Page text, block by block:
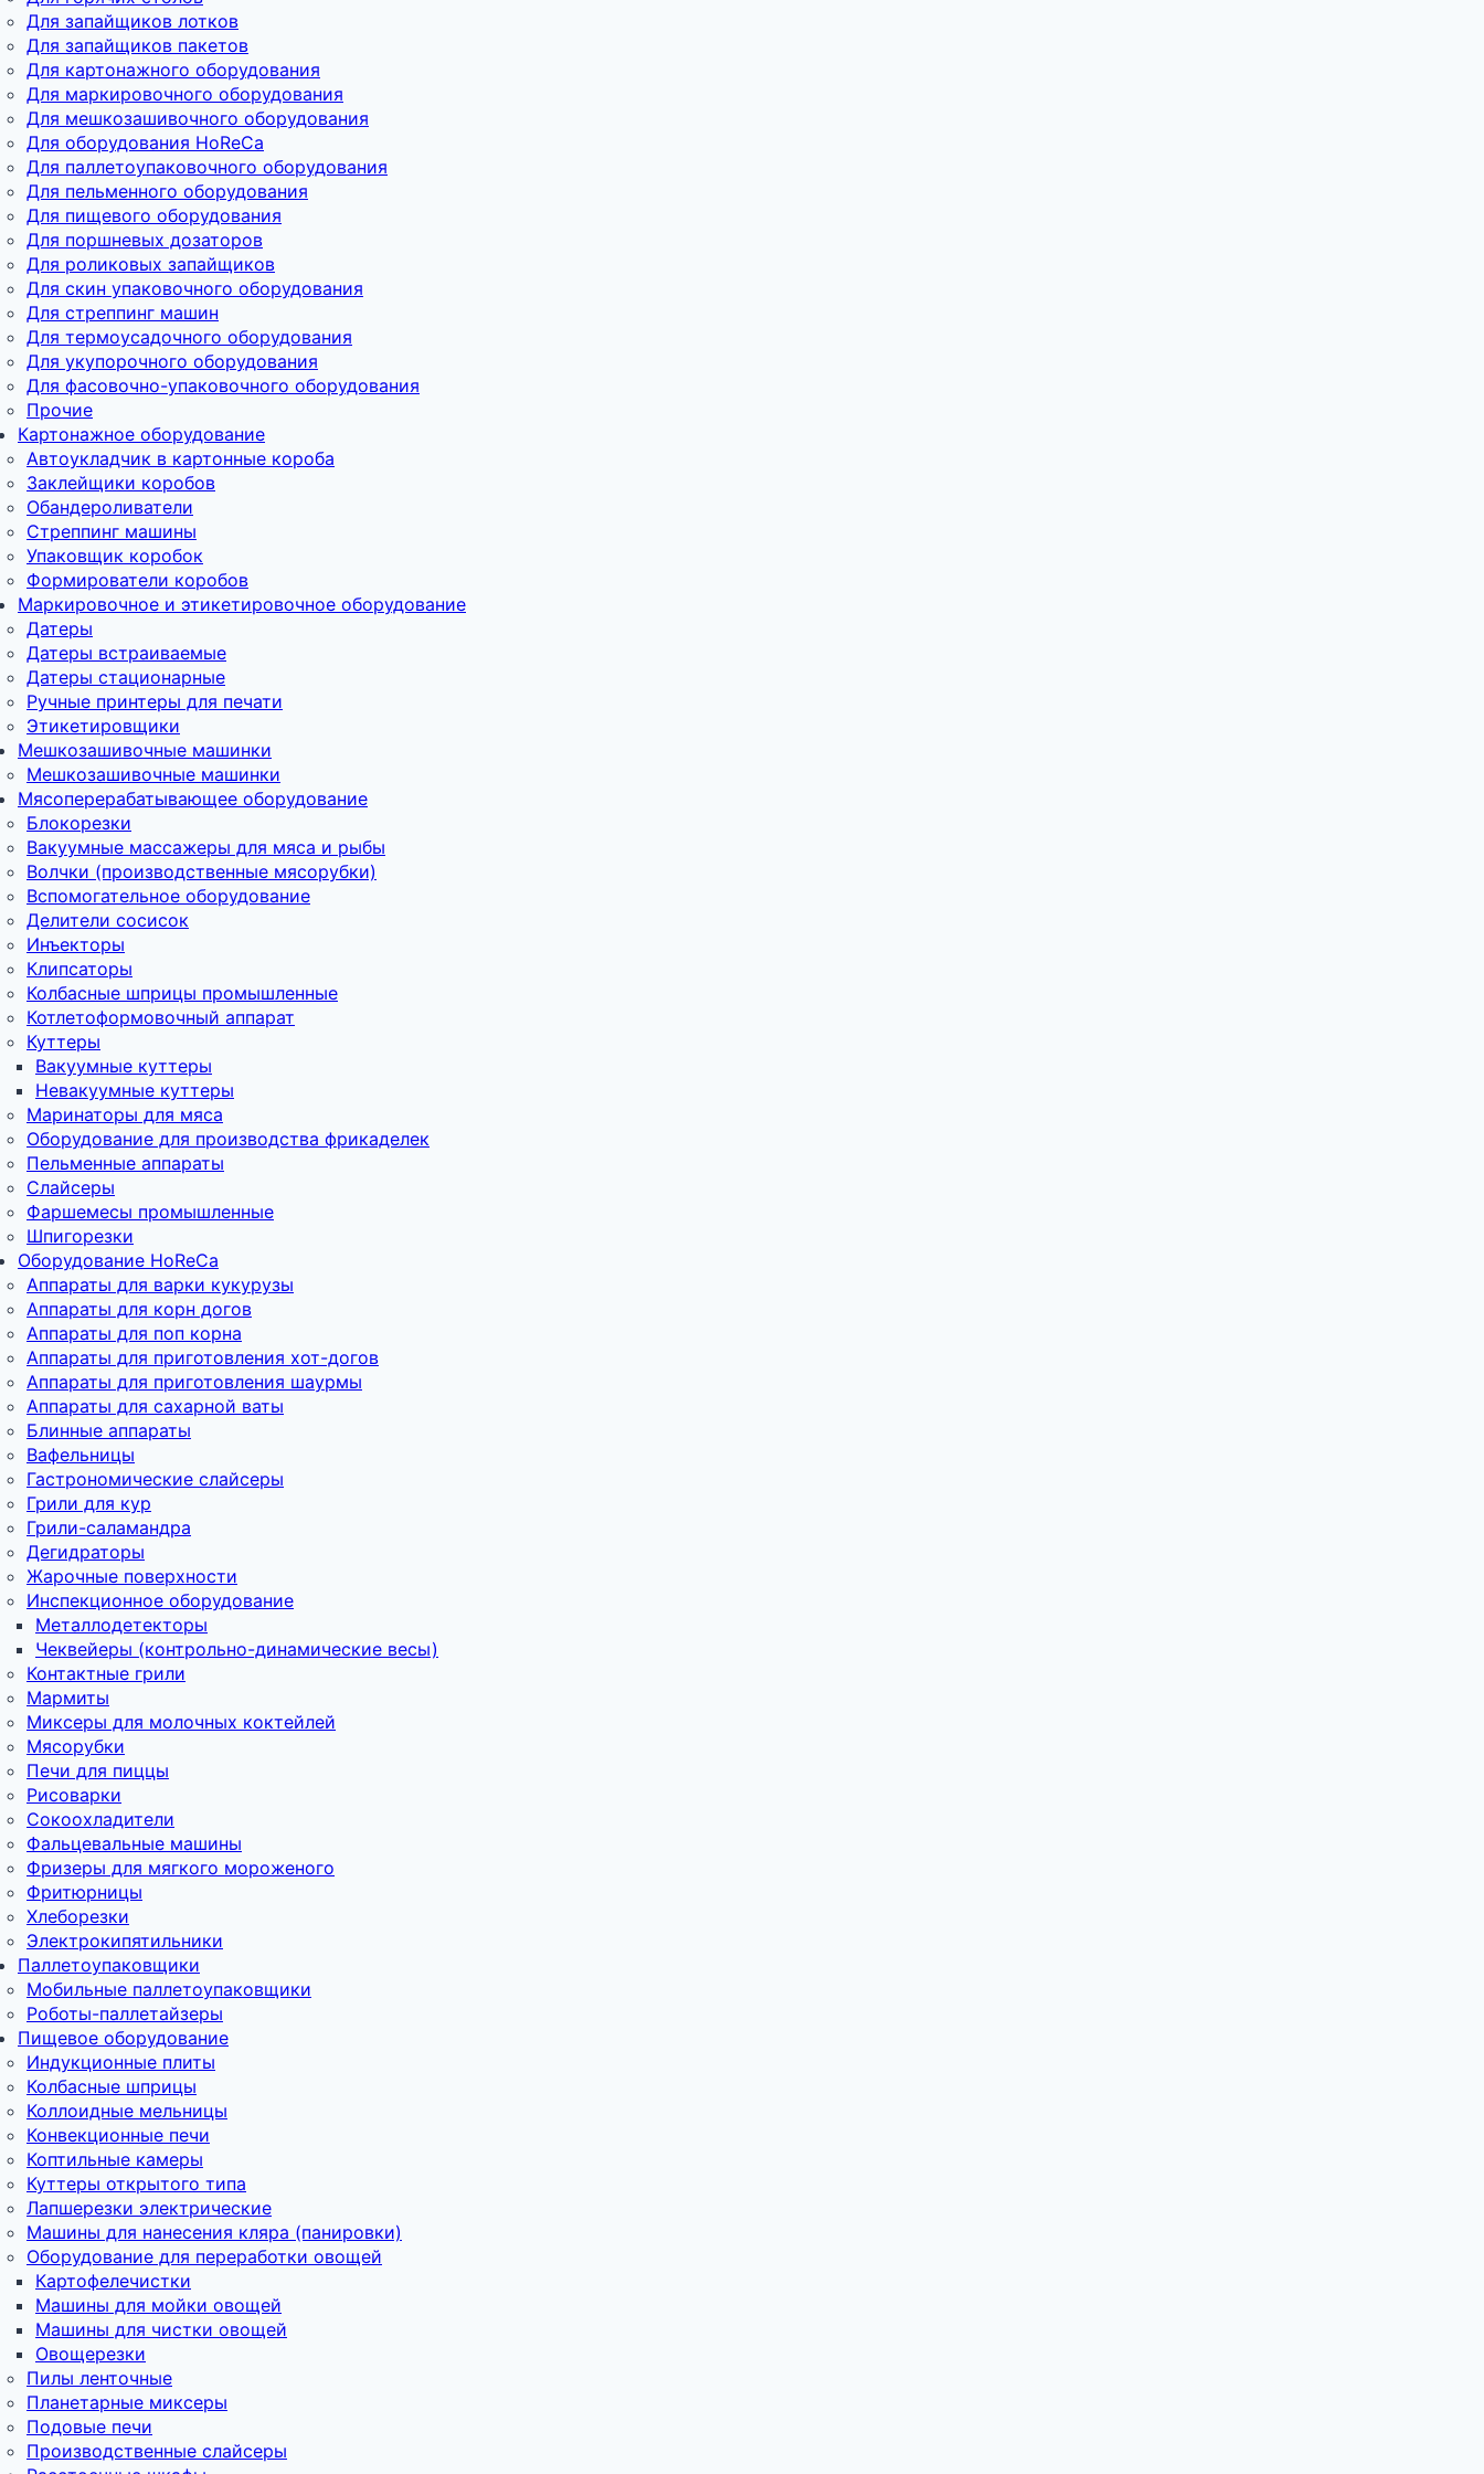
Для запайщиков лотков
Для запайщиков пакетов
Для картонажного оборудования
Для маркировочного оборудования
Для мешкозашивочного оборудования
Для оборудования HoReCa
Для паллетоупаковочного оборудования
Для пельменного оборудования
Для пищевого оборудования
Для поршневых дозаторов
Для роликовых запайщиков
Для скин упаковочного оборудования
Для стреппинг машин
Для термоусадочного оборудования
Для укупорочного оборудования
Для фасовочно-упаковочного оборудования
Прочие
Картонажное оборудование
Автоукладчик в картонные короба
Заклейщики коробов
Обандероливатели
Стреппинг машины
Упаковщик коробок
Формирователи коробов
Маркировочное и этикетировочное оборудование
Датеры
Датеры встраиваемые
Датеры стационарные
Ручные принтеры для печати
Этикетировщики
Мешкозашивочные машинки
Мешкозашивочные машинки
Мясоперерабатывающее оборудование
Блокорезки
Вакуумные массажеры для мяса и рыбы
Волчки (производственные мясорубки)
Вспомогательное оборудование
Делители сосисок
Инъекторы
Клипсаторы
Колбасные шприцы промышленные
Котлетоформовочный аппарат
Куттеры
Вакуумные куттеры
Невакуумные куттеры
Маринаторы для мяса
Оборудование для производства фрикаделек
Пельменные аппараты
Слайсеры
Фаршемесы промышленные
Шпигорезки
Оборудование HoReCa
Аппараты для варки кукурузы
Аппараты для корн догов
Аппараты для поп корна
Аппараты для приготовления хот-догов
Аппараты для приготовления шаурмы
Аппараты для сахарной ваты
Блинные аппараты
Вафельницы
Гастрономические слайсеры
Грили для кур
Грили-саламандра
Дегидраторы
Жарочные поверхности
Инспекционное оборудование
Металлодетекторы
Чеквейеры (контрольно-динамические весы)
Контактные грили
Мармиты
Миксеры для молочных коктейлей
Мясорубки
Печи для пиццы
Рисоварки
Сокоохладители
Фальцевальные машины
Фризеры для мягкого мороженого
Фритюрницы
Хлеборезки
Электрокипятильники
Паллетоупаковщики
Мобильные паллетоупаковщики
Роботы-паллетайзеры
Пищевое оборудование
Индукционные плиты
Колбасные шприцы
Коллоидные мельницы
Конвекционные печи
Коптильные камеры
Куттеры открытого типа
Лапшерезки электрические
Машины для нанесения кляра (панировки)
Оборудование для переработки овощей
Картофелечистки
Машины для мойки овощей
Машины для чистки овощей
Овощерезки
Пилы ленточные
Планетарные миксеры
Подовые печи
Производственные слайсеры